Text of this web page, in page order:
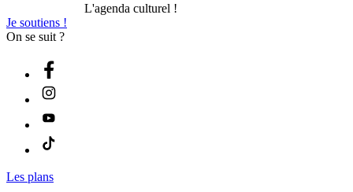
L'agenda culturel !
Je soutiens !
On se suit ?
Les plans